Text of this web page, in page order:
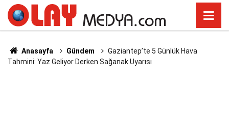
Anasayfa Gündem
Gaziantep’te 5 Günlük Hava
Tahmini: Yaz Geliyor Derken Sağanak Uyarısı